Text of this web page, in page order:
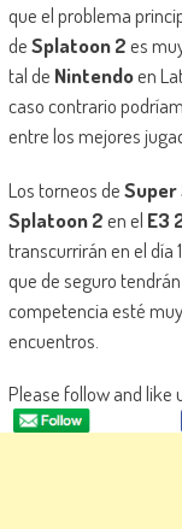
que el problema
deSplatoon 2es
tal de Nintendoen
caso contrario
entre los mejores
Los torneos deSuper
Splatoon 2en el E3
transcurrirán en el día
que de seguro
competencia esté
encuentros.
Please follow and like